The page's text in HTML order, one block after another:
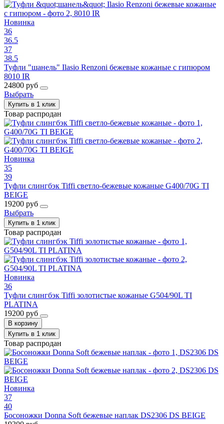
Новинка
36
36.5
37
38.5
Туфли "шанель" Ilasio Renzoni бежевые кожаные с гипюром
8010 IR
24800 руб
Выбрать
Купить в 1 клик
Товар распродан
Новинка
35
39
Туфли слингбэк Tiffi светло-бежевые кожаные G400/70G TI
BEIGE
19200 руб
Выбрать
Купить в 1 клик
Товар распродан
Новинка
36
Туфли слингбэк Tiffi золотистые кожаные G504/90L TI
PLATINA
19200 руб
В корзину
Купить в 1 клик
Товар распродан
Новинка
37
40
Босоножки Donna Soft бежевые наплак DS2306 DS BEIGE